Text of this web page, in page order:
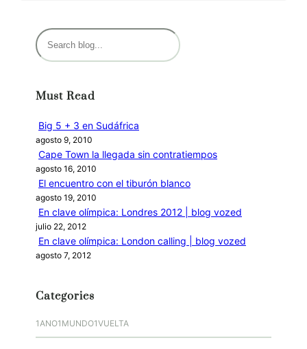
B
u
a
Must Read
Big 5 + 3 en Sudáfrica
agosto 9, 2010
Cape Town la llegada sin contratiempos
agosto 16, 2010
El encuentro con el tiburón blanco
agosto 19, 2010
En clave olímpica: Londres 2012 | blog vozed
julio 22, 2012
En clave olímpica: London calling | blog vozed
agosto 7, 2012
Categories
1ANO1MUNDO1VUELTA